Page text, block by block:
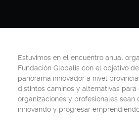
Estuvimos en el encuentro anual
Fundación Globalis con el objetivo
panorama innovador a nivel
distintos caminos y alternativas para
organizaciones y profesionales sean
innovando y progresar